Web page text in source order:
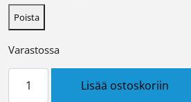
Poista
Varastossa
Naulakiinnike TC 10-14 määrä
Lisää ostoskoriin